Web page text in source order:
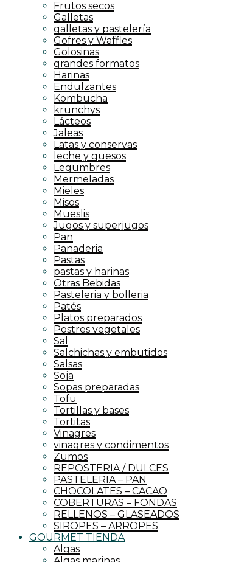
Frutos secos
Galletas
galletas y pastelería
Gofres y Waffles
Golosinas
grandes formatos
Harinas
Endulzantes
Kombucha
krunchys
Lácteos
Jaleas
Latas y conservas
leche y quesos
Legumbres
Mermeladas
Mieles
Misos
Mueslis
Jugos y superjugos
Pan
Panaderia
Pastas
pastas y harinas
Otras Bebidas
Pasteleria y bolleria
Patés
Platos preparados
Postres vegetales
Sal
Salchichas y embutidos
Salsas
Soja
Sopas preparadas
Tofu
Tortillas y bases
Tortitas
Vinagres
vinagres y condimentos
Zumos
REPOSTERIA / DULCES
PASTELERIA – PAN
CHOCOLATES – CACAO
COBERTURAS – FONDAS
RELLENOS – GLASEADOS
SIROPES – ARROPES
GOURMET TIENDA
Algas